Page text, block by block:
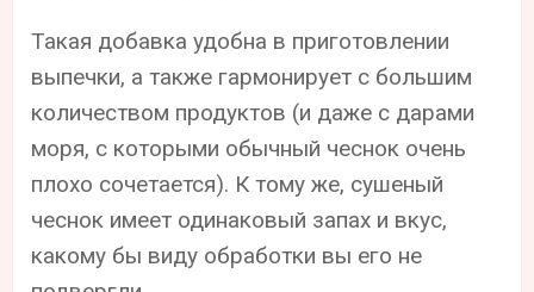
Такая добавка удобна в приготовлении
выпечки, а также гармонирует с большим
количеством продуктов (и даже с дарами
моря, с которыми обычный чеснок очень
плохо сочетается). К тому же, сушеный
чеснок имеет одинаковый запах и вкус,
какому бы виду обработки вы его не